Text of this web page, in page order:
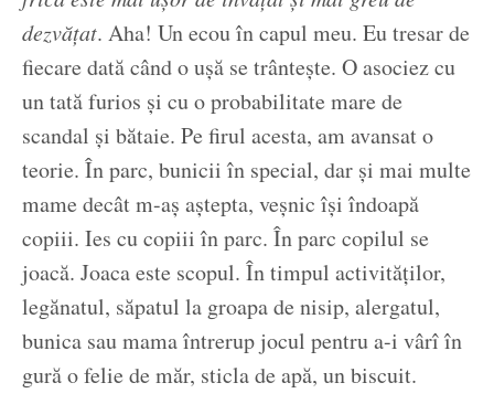
dezvățat. Aha! Un ecou în capul meu. Eu tresar de
fiecare dată când o ușă se trântește. O asociez cu
un tată furios și cu o probabilitate mare de
scandal și bătaie. Pe firul acesta, am avansat o
teorie. În parc, bunicii în special, dar și mai multe
mame decât m-aș aștepta, veșnic își îndoapă
copiii. Ies cu copiii în parc. În parc copilul se
joacă. Joaca este scopul. În timpul activităților,
legănatul, săpatul la groapa de nisip, alergatul,
bunica sau mama întrerup jocul pentru a-i vârî în
gură o felie de măr, sticla de apă, un biscuit.